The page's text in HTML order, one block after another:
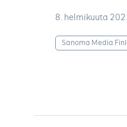
8. helmikuuta
Sanoma Media